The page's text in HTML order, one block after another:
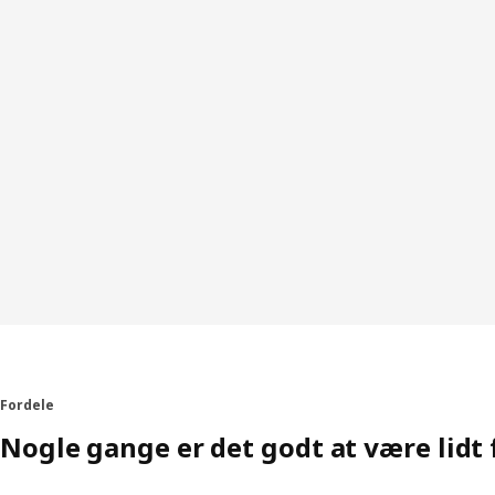
Fordele
Nogle gange er det godt at være